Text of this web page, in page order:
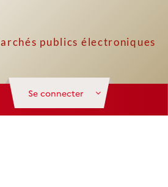
Se connecter